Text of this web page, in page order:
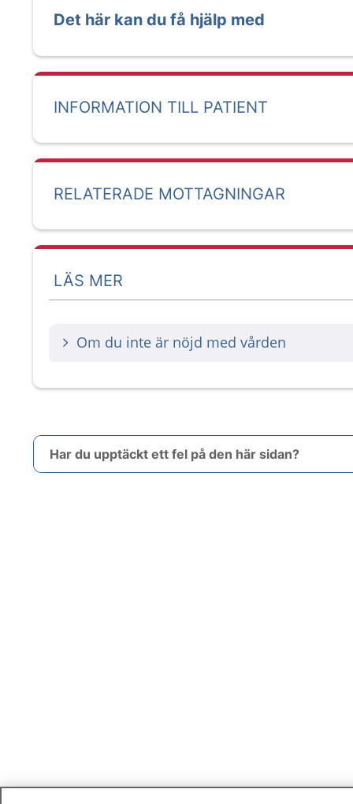
Det här kan du få hjälp med
INFORMATION TILL PATIENT
RELATERADE MOTTAGNINGAR
LÄS MER
Om du inte är nöjd med vården
Har du upptäckt ett fel på den här sidan?